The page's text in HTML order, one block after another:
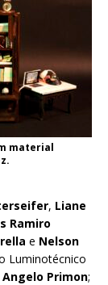
material
, Liane
Ramiro
e Nelson
Luminotécnico
Angelo Primon;